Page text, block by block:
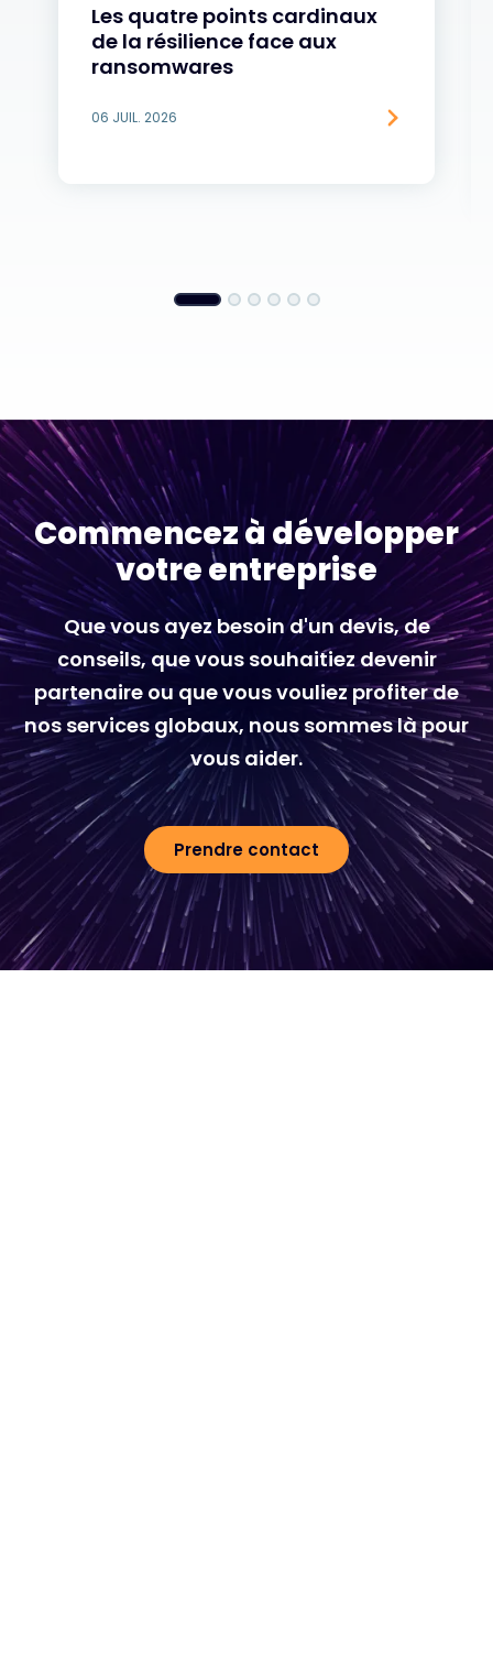
Les quatre points cardinaux
de la résilience face aux
ransomwares
06 JUIL. 2026
Commencez à développer
votre entreprise
Que vous ayez besoin d'un devis, de
conseils, que vous souhaitiez devenir
partenaire ou que vous vouliez profiter de
nos services globaux, nous sommes là pour
vous aider.
Prendre contact